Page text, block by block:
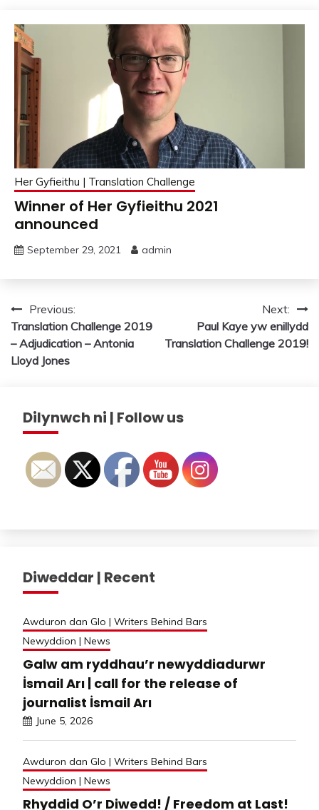
Her Gyfieithu | Translation Challenge
Winner of Her Gyfieithu 2021
announced
September 29, 2021 admin
Post
navigation
Previous:
Translation Challenge 2019
– Adjudication – Antonia
Lloyd Jones
Next:
Paul Kaye yw enillydd
Translation Challenge 2019!
Dilynwch ni | Follow us
Diweddar | Recent
Awduron dan Glo | Writers Behind Bars
Newyddion | News
Galw am ryddhau’r newyddiadurwr
İsmail Arı | call for the release of
journalist İsmail Arı
June 5, 2026
Awduron dan Glo | Writers Behind Bars
Newyddion | News
Rhyddid O’r Diwedd! / Freedom at Last!